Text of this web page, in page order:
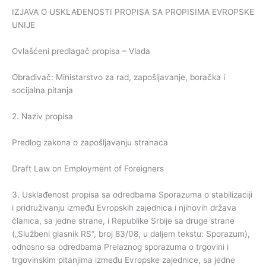
IZJAVA O USKLAĐENOSTI PROPISA SA PROPISIMA EVROPSKE
UNIJE
Ovlašćeni predlagač propisa – Vlada
Obrađivač: Ministarstvo za rad, zapošljavanje, boračka i
socijalna pitanja
2. Naziv propisa
Predlog zakona o zapošljavanju stranaca
Draft Law on Employment of Foreigners
3. Usklađenost propisa sa odredbama Sporazuma o stabilizaciji
i pridruživanju između Evropskih zajednica i njihovih država
članica, sa jedne strane, i Republike Srbije sa druge strane
(„Službeni glasnik RS”, broj 83/08, u daljem tekstu: Sporazum),
odnosno sa odredbama Prelaznog sporazuma o trgovini i
trgovinskim pitanjima između Evropske zajednice, sa jedne